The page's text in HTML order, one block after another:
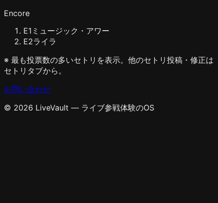
Encore
E1 ミュージック・アワー
E2ライラ
※ 最も投票数の多いセトリを表示。他のセトリ投稿・修正は
セトリタブから。
お問い合わせ
© 2026 LiveVault — ライブ参戦体験のOS